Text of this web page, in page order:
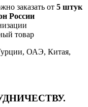
заказать от 5 штук
России
товар
ОАЭ, Китая,